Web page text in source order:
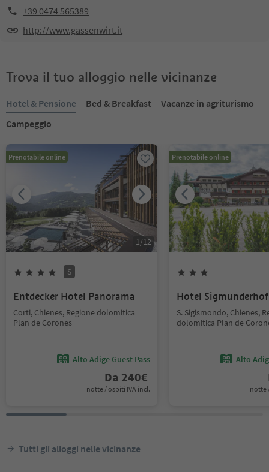
+39 0474 565389
http://www.gassenwirt.it
Trova il tuo alloggio nelle vicinanze
Hotel & Pensione Bed & Breakfast
Vacanze in agriturismo
Campeggio
Prenotabile online
1 /12
S
Entdecker Hotel Panorama
Corti, Chienes, Regione dolomitica
Plan de Corones
Alto Adige Guest Pass
Da 240€
notte / ospiti IVA incl.
Prenotabile online
Hotel
S. Sigismondo, Chienes,
dolomitica Plan de
Alto
notte
Tutti gli alloggi nelle vicinanze